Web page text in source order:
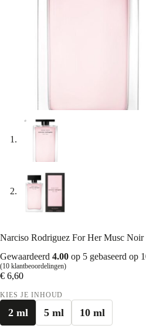
Narciso Rodriguez For Her Musc Noir
Gewaardeerd 4.00 op 5 gebaseerd op
(10 klantbeoordelingen)
€ 6,60
KIES JE INHOUD
2 ml 5 ml 10 ml